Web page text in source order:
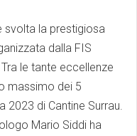
svolta la prestigiosa
dalla FIS
le tante eccellenze
massimo dei 5
2023 di Cantine Surrau.
Mario Siddi ha